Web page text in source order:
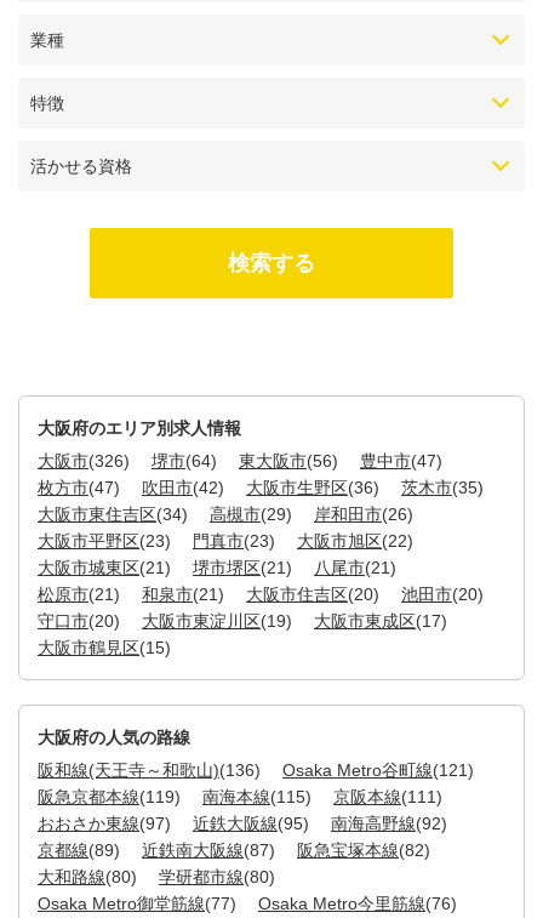
業種
特徴
活かせる資格
大阪府のエリア別求人情報
大阪市(326) 堺市(64) 東大阪市(56) 豊中市(47)
枚方市(47) 吹田市(42) 大阪市生野区(36) 茨木市(35)
大阪市東住吉区(34) 高槻市(29) 岸和田市(26)
大阪市平野区(23) 門真市(23) 大阪市旭区(22)
大阪市城東区(21) 堺市堺区(21) 八尾市(21)
松原市(21) 和泉市(21) 大阪市住吉区(20) 池田市(20)
守口市(20) 大阪市東淀川区(19) 大阪市東成区(17)
大阪市鶴見区(15)
大阪府の人気の路線
阪和線(天王寺～和歌山)(136) Osaka Metro谷町線(121)
阪急京都本線(119) 南海本線(115) 京阪本線(111)
おおさか東線(97) 近鉄大阪線(95) 南海高野線(92)
京都線(89) 近鉄南大阪線(87) 阪急宝塚本線(82)
大和路線(80) 学研都市線(80)
Osaka Metro御堂筋線(77) Osaka Metro今里筋線(76)